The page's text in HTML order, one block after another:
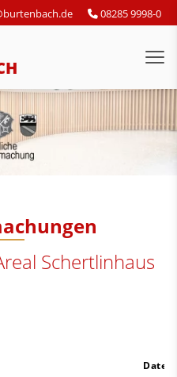
08285 9998-0
Schertlinhaus
Datei